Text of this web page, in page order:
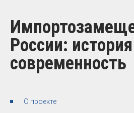
России:
современность
О проекте